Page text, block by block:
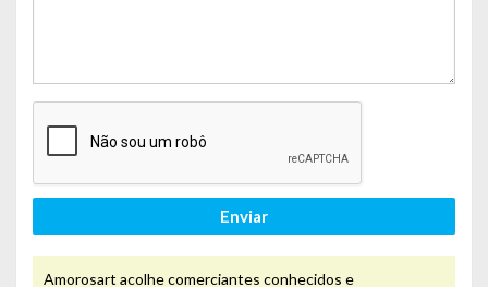
Enviar
Amorosart acolhe comerciantes conhecidos e